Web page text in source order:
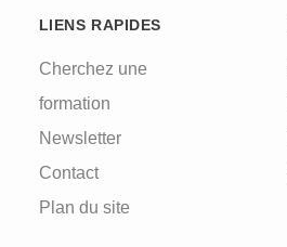
LIENS RAPIDES
Cherchez une
formation
Newsletter
Contact
Plan du site